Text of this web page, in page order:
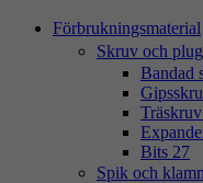
Förbrukningsmaterial
Skruv och
Bandad
Träskruv
Bits 27
Spik och